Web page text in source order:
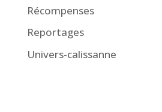
Récompenses
Reportages
Univers-calissanne